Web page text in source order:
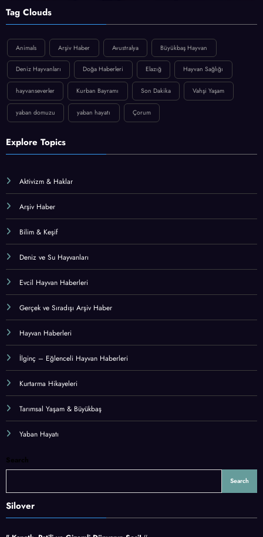
Tag Clouds
Animals Arşiv Haber Avustralya Büyükbaş Hayvan
Deniz Hayvanları Doğa Haberleri Elazığ Hayvan Sağlığı
hayvanseverler Kurban Bayramı Son Dakika Vahşi Yaşam
yaban domuzu yaban hayatı Çorum
Explore Topics
Aktivizm & Haklar
Arşiv Haber
Bilim & Keşif
Deniz ve Su Hayvanları
Evcil Hayvan Haberleri
Gerçek ve Sıradışı Arşiv Haber
Hayvan Haberleri
İlginç – Eğlenceli Hayvan Haberleri
Kurtarma Hikayeleri
Tarımsal Yaşam & Büyükbaş
Yaban Hayatı
Search
Search
Silover